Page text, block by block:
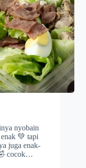
nyobain
💚 tapi
juga enak-
cocok…